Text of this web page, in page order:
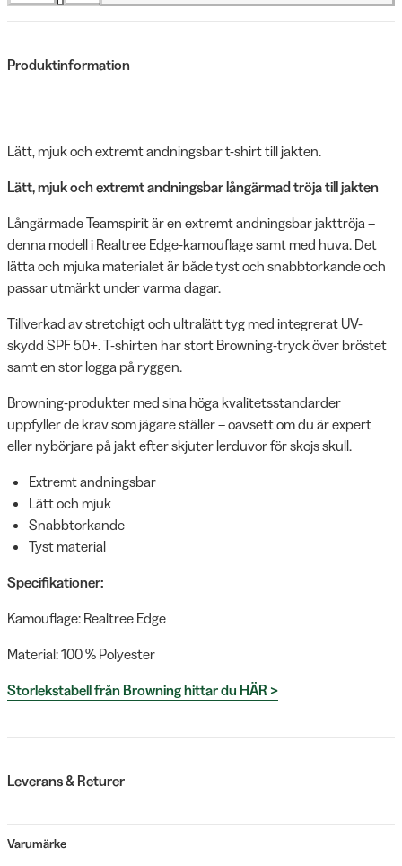
Produktinformation
Lätt, mjuk och extremt andningsbar t-shirt till jakten.
Lätt, mjuk och extremt andningsbar långärmad tröja till jakten
Långärmade Teamspirit är en extremt andningsbar jakttröja –
denna modell i Realtree Edge-kamouflage samt med huva. Det
lätta och mjuka materialet är både tyst och snabbtorkande och
passar utmärkt under varma dagar.
Tillverkad av stretchigt och ultralätt tyg med integrerat UV-
skydd SPF 50+. T-shirten har stort Browning-tryck över bröstet
samt en stor logga på ryggen.
Browning-produkter med sina höga kvalitetsstandarder
uppfyller de krav som jägare ställer – oavsett om du är expert
eller nybörjare på jakt efter skjuter lerduvor för skojs skull.
Extremt andningsbar
Lätt och mjuk
Snabbtorkande
Tyst material
Specifikationer:
Kamouflage: Realtree Edge
Material: 100 % Polyester
Storlekstabell från Browning hittar du HÄR >
Leverans & Returer
Varumärke